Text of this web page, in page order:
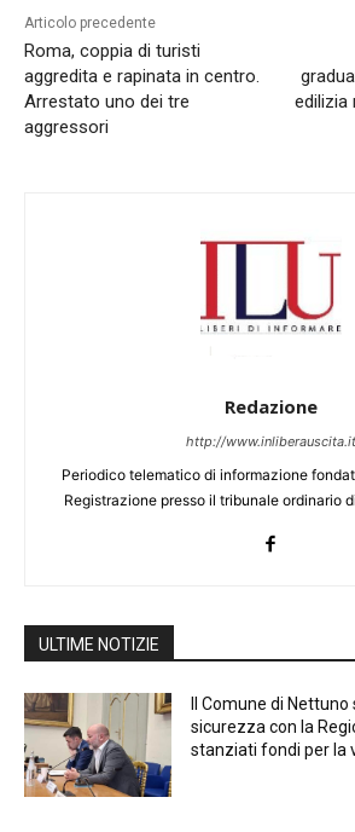
Articolo precedente
Roma, coppia di turisti
aggredita e rapinata in centro.
Arrestato uno dei tre
aggressori
edilizia
Redazione
http://www.inliberauscita.it
Periodico telematico di informazione
Registrazione presso il tribunale ordinario
ULTIME NOTIZIE
Il Comune di
sicurezza con la
stanziati fondi per la